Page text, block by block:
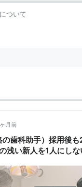
ついて
月前
歯科助手）採用後も
浅い新人を1人にしな